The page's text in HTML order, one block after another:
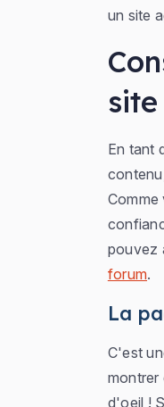
un site
En tant
pouvez
forum.
La
C'est
montrer
d'oeil !